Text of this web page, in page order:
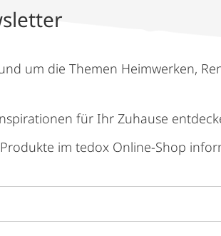
um die Themen Heimwerken,
für Ihr Zuhause
im tedox Online-Shop